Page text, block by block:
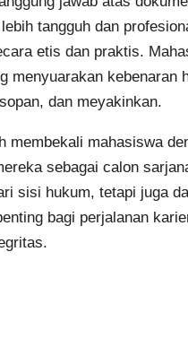
tangguh dan
etis dan praktis.
menyuarakan kebenaran
dan meyakinkan.
mahasiswa
sebagai calon
sisi hukum, tetapi juga
bagi perjalanan